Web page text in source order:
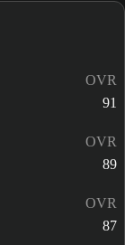
OVR
91
OVR
89
OVR
87